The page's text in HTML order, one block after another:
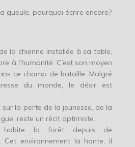
gueule, pourquoi écrire encore?
la chienne installée à sa table,
à l’humanité. C’est son moyen
ce champ de bataille. Malgré
du monde, le désir est
sur la perte de la jeunesse, de la
reste un récit optimiste.
la forêt depuis de
Cet environnement la hante, il